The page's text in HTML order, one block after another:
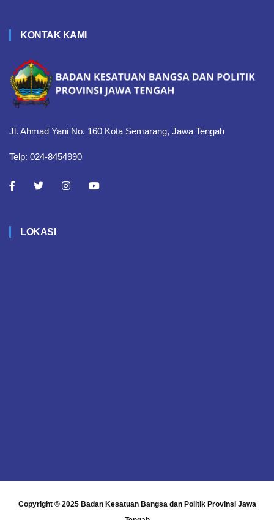
KONTAK KAMI
Jl. Ahmad Yani No. 160 Kota Semarang, Jawa Tengah
Telp: 024-8454990
LOKASI
Copyright © 2025 Badan Kesatuan Bangsa dan Politik Provinsi Jawa